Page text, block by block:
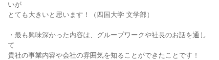
いが
とても大きいと思います！（四国大学 文学部）
・最も興味深かった内容は、グループワークや社長のお話を通し
て
貴社の事業内容や会社の雰囲気を知ることができたことです！